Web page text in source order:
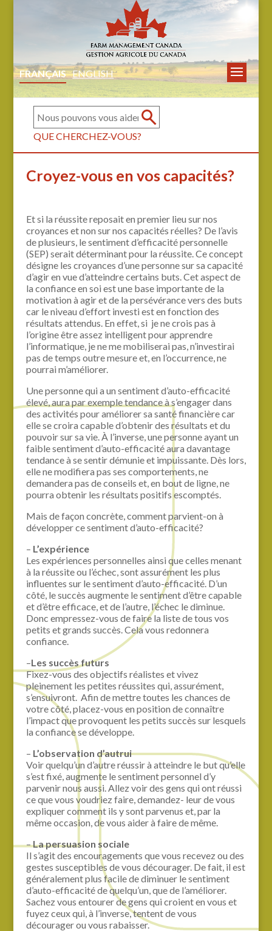
FRANÇAIS ENGLISH
QUE CHERCHEZ-VOUS?
Croyez-vous en vos capacités?
Et si la réussite reposait en premier lieu sur nos
croyances et non sur nos capacités réelles? De l’avis
de plusieurs, le sentiment d’efficacité personnelle
(SEP) serait déterminant pour la réussite. Ce concept
désigne les croyances d’une personne sur sa capacité
d’agir en vue d’atteindre certains buts. Cet aspect de
la confiance en soi est une base importante de la
motivation à agir et de la persévérance vers des buts
car le niveau d’effort investi est en fonction des
résultats attendus. En effet, si je ne crois pas à
l’origine être assez intelligent pour apprendre
l’informatique, je ne me mobiliserai pas, n’investirai
pas de temps outre mesure et, en l’occurrence, ne
pourrai m’améliorer.
Une personne qui a un sentiment d’auto-efficacité
élevé, aura par exemple tendance à s’engager dans
des activités pour améliorer sa santé financière car
elle se croira capable d’obtenir des résultats et du
pouvoir sur sa vie. À l’inverse, une personne ayant un
faible sentiment d’auto-efficacité aura davantage
tendance à se sentir démunie et impuissante. Dès lors,
elle ne modifiera pas ses comportements, ne
demandera pas de conseils et, en bout de ligne, ne
pourra obtenir les résultats positifs escomptés.
Mais de façon concrète, comment parvient-on à
développer ce sentiment d’auto-efficacité?
– L’expérience
Les expériences personnelles ainsi que celles menant
à la réussite ou l’échec, sont assurément les plus
influentes sur le sentiment d’auto-efficacité. D’un
côté, le succès augmente le sentiment d’être capable
et d’être efficace, et de l’autre, l’échec le diminue.
Donc empressez-vous de faire la liste de tous vos
petits et grands succès. Cela vous redonnera
confiance.
–Les succès futurs
Fixez-vous des objectifs réalistes et vivez
pleinement les petites réussites qui, assurément,
s’ensuivront. Afin de mettre toutes les chances de
votre côté, placez-vous en position de connaître
l’impact que provoquent les petits succès sur lesquels
la confiance se développe.
– L’observation d’autrui
Voir quelqu’un d’autre réussir à atteindre le but qu’elle
s’est fixé, augmente le sentiment personnel d’y
parvenir nous aussi. Allez voir des gens qui ont réussi
ce que vous voudriez faire, demandez- leur de vous
expliquer comment ils y sont parvenus et, par la
même occasion, de vous aider à faire de même.
–La persuasion sociale
Il s’agit des encouragements que vous recevez ou des
gestes susceptibles de vous décourager. De fait, il est
généralement plus facile de diminuer le sentiment
d’auto-efficacité de quelqu’un, que de l’améliorer.
Sachez vous entourer de gens qui croient en vous et
fuyez ceux qui, à l’inverse, tentent de vous
décourager ou vous rabaisser.